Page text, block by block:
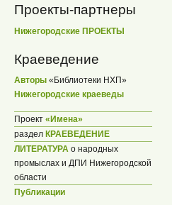
Проекты-партнеры
Нижегородские ПРОЕКТЫ
Краеведение
Авторы «Библиотеки НХП»
Нижегородские краеведы
Проект «Имена»
раздел КРАЕВЕДЕНИЕ
ЛИТЕРАТУРА о народных
промыслах и ДПИ Нижегородской
области
Публикации